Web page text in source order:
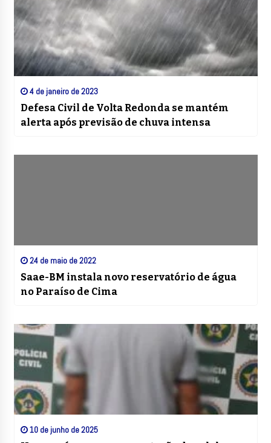
4 de janeiro de 2023
Defesa Civil de Volta Redonda se mantém
alerta após previsão de chuva intensa
24 de maio de 2022
Saae-BM instala novo reservatório de água
no Paraíso de Cima
10 de junho de 2025